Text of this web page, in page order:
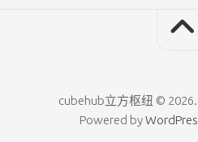
cubehub立方枢纽 ©
Powered by